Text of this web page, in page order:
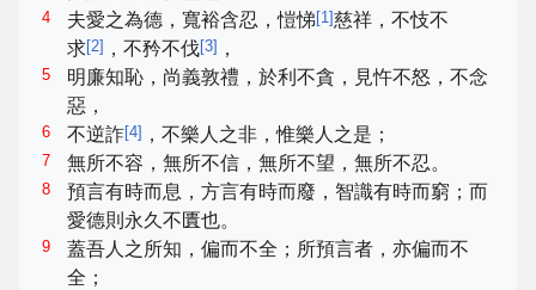
4 夫愛之為德，寬裕含忍，愷悌 [1]慈祥，不忮不
求[2] ，不矜不伐[3] ，
5
明廉知恥，尚義敦禮，於利不貪，見忤不怒，不念
惡，
6 不逆詐[4] ，不樂人之非，惟樂人之是；
7 無所不容，無所不信，無所不望，無所不忍。
8
預言有時而息，方言有時而廢，智識有時而窮；而
愛德則永久不匱也。
9
蓋吾人之所知，偏而不全；所預言者，亦偏而不
全；